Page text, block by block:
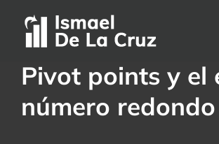
Pivot points y el
número redondo